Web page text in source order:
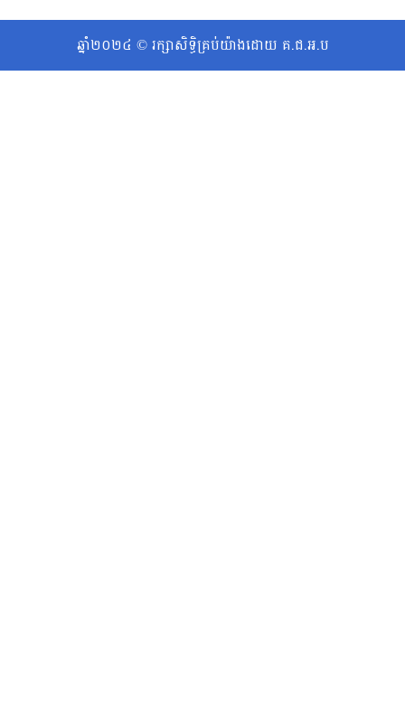
ឆ្នាំ២០២៤ © រក្សាសិទ្ធិគ្រប់យ៉ាងដោយ គ.ជ.អ.ប